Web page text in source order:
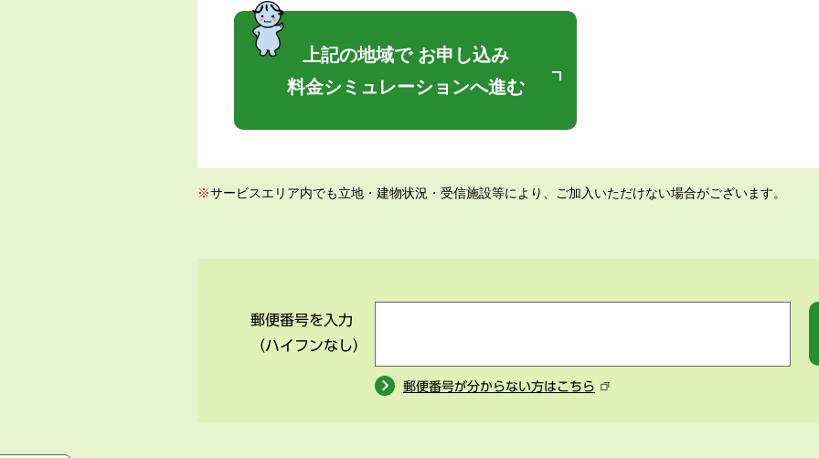
上記の地域で お申し込み
料金シミュレーションへ進む
※サービスエリア内でも立地・建物状況・受信施設等により、ご加入いただけない場合がございます。
郵便番号を入力
（ハイフンなし）
郵便番号が分からない方はこちら